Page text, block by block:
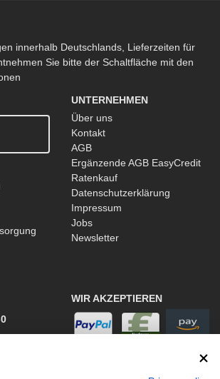
innerhalb Deutschlands, Lieferzeiten für
Sie bitte der Schaltfläche mit den
UNTERNEHMEN
Über uns
Kontakt
AGB
Ergänzende AGB EasyCredit
Ratenkauf
Datenschutzerklärung
Impressum
Jobs
Newsletter
WIR AKZEPTIEREN